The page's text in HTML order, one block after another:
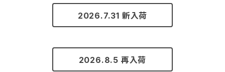
2026.7.31 新入荷
2026.8.5 再入荷